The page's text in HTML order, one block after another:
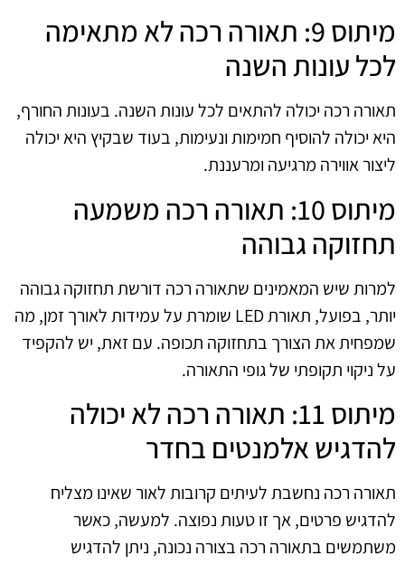
מיתוס 9: תאורה רכה לא מתאימה
לכל עונות השנה
תאורה רכה יכולה להתאים לכל עונות השנה. בעונות החורף,
היא יכולה להוסיף חמימות ונעימות, בעוד שבקיץ היא יכולה
ליצור אווירה מרגיעה ומרעננת.
מיתוס 10: תאורה רכה משמעה
תחזוקה גבוהה
למרות שיש המאמינים שתאורה רכה דורשת תחזוקה גבוהה
יותר, בפועל, תאורת LED שומרת על עמידות לאורך זמן, מה
שמפחית את הצורך בתחזוקה תכופה. עם זאת, יש להקפיד
על ניקוי תקופתי של גופי התאורה.
מיתוס 11: תאורה רכה לא יכולה
להדגיש אלמנטים בחדר
תאורה רכה נחשבת לעיתים קרובות לאור שאינו מצליח
להדגיש פרטים, אך זו טעות נפוצה. למעשה, כאשר
משתמשים בתאורה רכה בצורה נכונה, ניתן להדגיש